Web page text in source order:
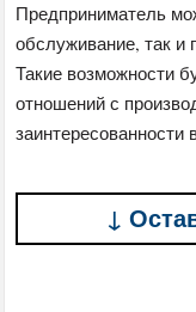
Предприниматель
обслуживание, так и
Такие возможности
отношений с
заинтересованности
↓